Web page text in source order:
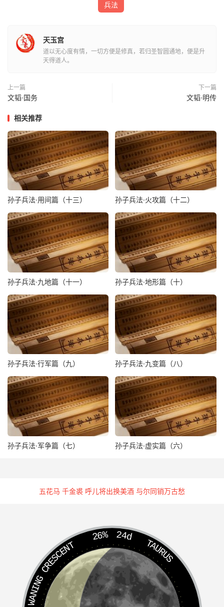
兵法
天玉宫
道以无心度有情，一切方便是修真，若归圣智圆通地，便是升
天得道人。
上一篇
文韬·国务
下一篇
文韬·明传
相关推荐
孙子兵法·用间篇（十三） 孙子兵法·火攻篇（十二）
孙子兵法·九地篇（十一） 孙子兵法·地形篇（十）
孙子兵法·行军篇（九） 孙子兵法·九变篇（八）
孙子兵法·军争篇（七） 孙子兵法·虚实篇（六）
五花马 千金裘 呼儿将出换美酒 与尔同销万古愁
26% 24d
TAURUS
WANING CRESCENT